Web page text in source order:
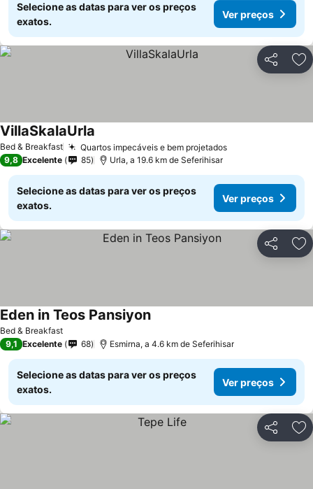
Selecione as datas para ver os preços
exatos.
Ver preços
Partilhar
Bed & Breakfast Quartos impecáveis e bem projetadosVer preços
VillaSkalaUrla
9,8 Excelente 85 Urla, a 19.6 km de Seferihisar
Selecione as datas para ver os preços
exatos.
Ver preços
Partilhar
Bed & Breakfast
Eden in Teos PansiyonVer preços
9,1 Excelente 68 Esmirna, a 4.6 km de Seferihisar
Selecione as datas para ver os preços
exatos.
Ver preços
Partilhar